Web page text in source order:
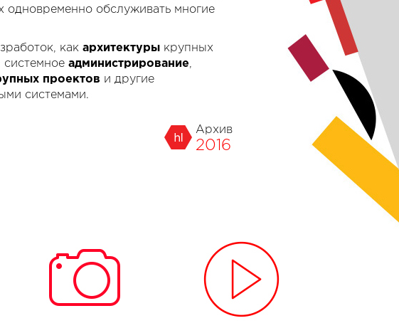
одновременно обслуживать многие
как архитектуры крупных
системное администрирование,
проектов и другие
системами.
Архив
2016